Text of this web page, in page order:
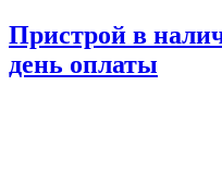
Пристрой в
день оплаты